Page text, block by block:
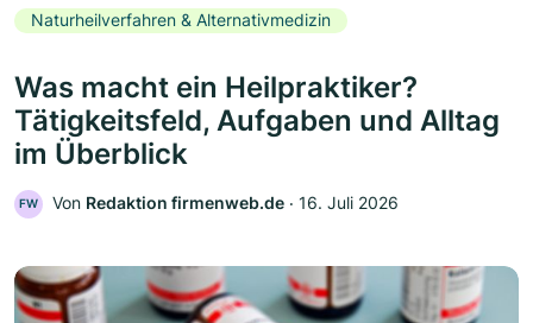
Naturheilverfahren & Alternativmedizin
Was macht ein Heilpraktiker?
Tätigkeitsfeld, Aufgaben und Alltag
im Überblick
FW Von Redaktion firmenweb.de ‧ 16. Juli 2026